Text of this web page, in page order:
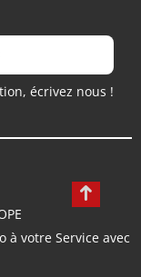
écrivez nous !
à votre Service avec